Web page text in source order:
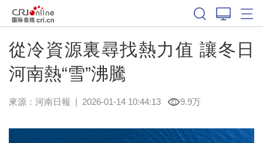
從冷資源裏尋找熱力值 讓冬日
河南熱“雪”沸騰
來源： 河南日報 | 2026-01-14 10:44:13 9.9万